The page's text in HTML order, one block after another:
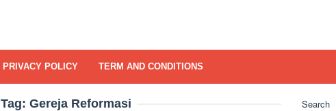
PRIVACY POLICY TERM AND CONDITIONS
Tag: Gereja Reformasi
Search